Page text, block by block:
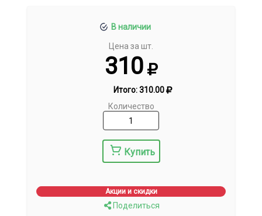
В наличии
Цена за шт.
310
Итого:310.00
Количество
Купить
Акции и скидки
Поделиться